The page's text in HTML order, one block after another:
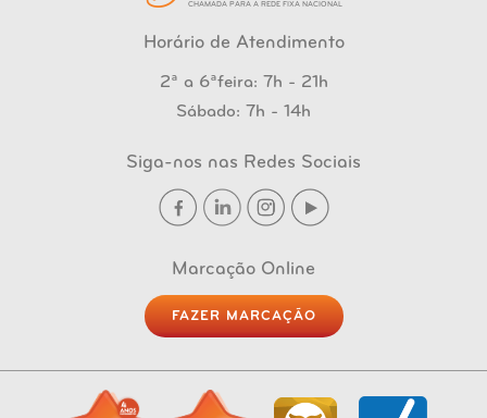
CHAMADA PARA A REDE FIXA NACIONAL
Horário de Atendimento
2ª a 6ªfeira: 7h - 21h
Sábado: 7h - 14h
Siga-nos nas Redes Sociais
Marcação Online
FAZER MARCAÇÃO